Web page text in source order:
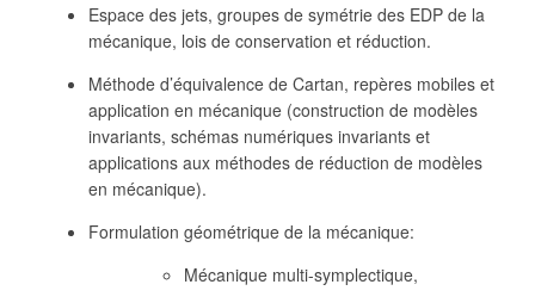
Espace des jets, groupes de symétrie des EDP de la
mécanique, lois de conservation et réduction.
Méthode d’équivalence de Cartan, repères mobiles et
application en mécanique (construction de modèles
invariants, schémas numériques invariants et
applications aux méthodes de réduction de modèles
en mécanique).
Formulation géométrique de la mécanique:
Mécanique multi-symplectique,